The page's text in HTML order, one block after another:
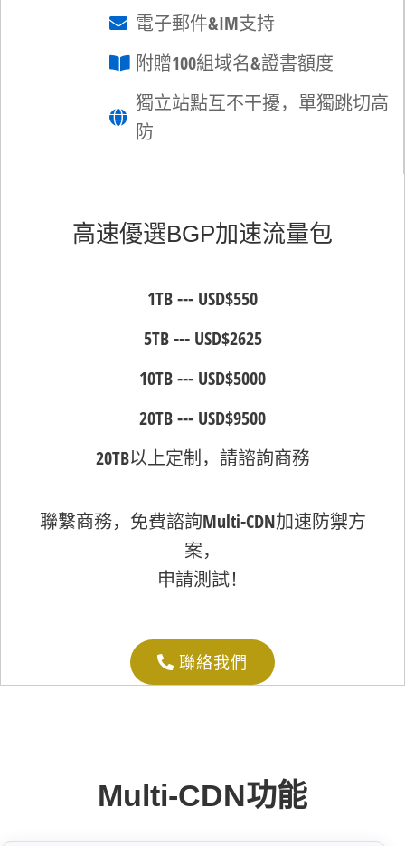
電子郵件&IM支持
附贈100組域名&證書額度
獨立站點互不干擾，單獨跳切高
防
高速優選BGP加速流量包
1TB --- USD$550
5TB --- USD$2625
10TB --- USD$5000
20TB --- USD$9500
20TB以上定制，請諮詢商務
聯繫商務，免費諮詢Multi-CDN加速防禦方
案，
申請測試！
聯絡我們
Multi-CDN功能